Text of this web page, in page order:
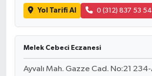
Yol Tarifi Al 0 (312) 837 53 54
Melek Cebeci Eczanesi
Ayvalı Mah. Gazze Cad. No:21